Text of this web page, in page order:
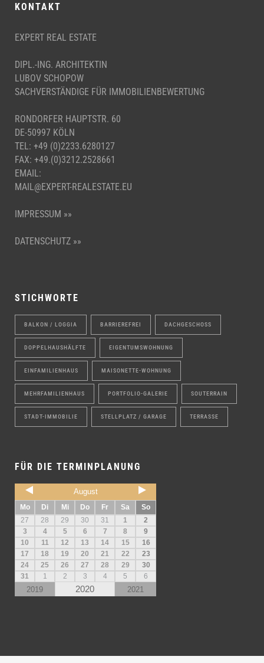
KONTAKT
EXPERT REAL ESTATE
DIPL.-ING. ARCHITEKTIN
LUBOV SCHOPOW
SACHVERSTÄNDIGE FÜR IMMOBILIENBEWERTUNG
RONDORFER HAUPTSTR. 60
DE-50997 KÖLN
TEL: +49 (0)2233.6280127
FAX: +49.(0)3212.2528661
EMAIL:
MAIL@EXPERT-REALESTATE.EU
IMPRESSUM »»
DATENSCHUTZ »»
STICHWORTE
BALKON / LOGGIA BARRIEREFREI DACHGESCHOSS
DOPPELHAUSHÄLFTE EIGENTUMSWOHNUNG
EINFAMILIENHAUS MAISONETTE-WOHNUNG
MEHRFAMILIENHAUS PORTFOLIO-GALERIE SOUTERRAIN
STADT-IMMOBILIE STELLPLATZ / GARAGE TERRASSE
FÜR DIE TERMINPLANUNG
August
Mo Di Mi Do Fr Sa
So
27
28 29 30 31 1
2
3
4 5 6 7 8
9
10
11 12 13 14 15
16
17
18 19 20 21 22
23
24
25 26 27 28 29
30
31
1 2 3 4 5 6
2019 2020 2021